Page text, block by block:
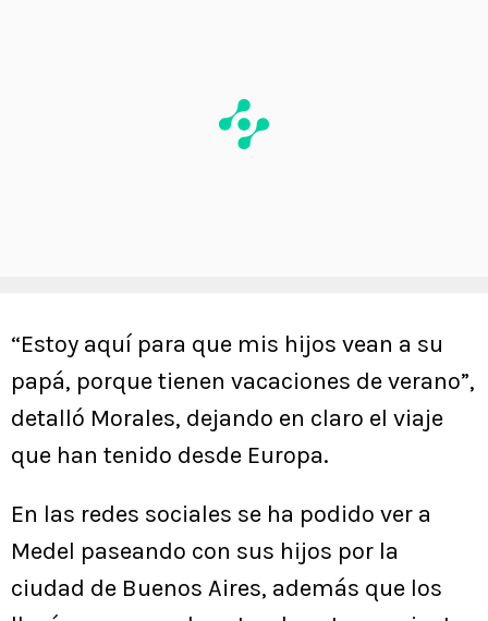
“Estoy aquí para que mis hijos vean a su
papá, porque tienen vacaciones de verano”,
detalló Morales, dejando en claro el viaje
que han tenido desde Europa.
En las redes sociales se ha podido ver a
Medel paseando con sus hijos por la
ciudad de Buenos Aires, además que los